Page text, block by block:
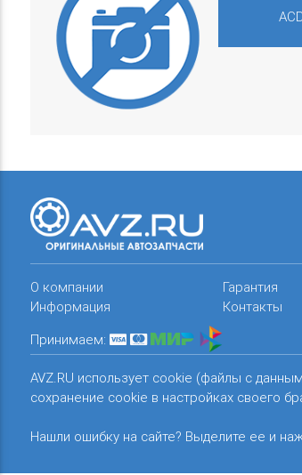
Basket.php
О компании
Информация
Гарантия
Контакты
Принимаем:
AVZ.RU использует cookie (файлы с
сохранение cookie в настройках своего
Нашли ошибку на сайте? Выделите ее и